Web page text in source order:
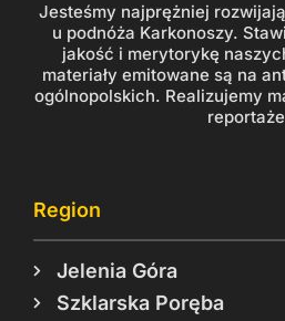
Jesteśmy najprężniej
u podnóża Karkonoszy.
jakość i merytorykę
materiały emitowane są na
ogólnopolskich. Realizujemy
Region
Jelenia Góra
Szklarska Poręba